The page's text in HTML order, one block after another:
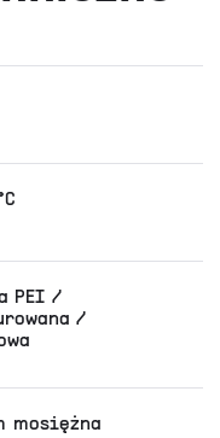
PEI /
/
mosiężna